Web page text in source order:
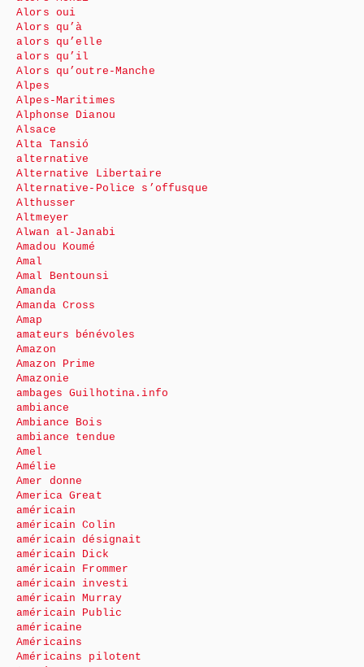
Alors oui
Alors qu’à
alors qu’elle
alors qu’il
Alors qu’outre-Manche
Alpes
Alpes-Maritimes
Alphonse Dianou
Alsace
Alta Tansió
alternative
Alternative Libertaire
Alternative-Police s’offusque
Althusser
Altmeyer
Alwan al-Janabi
Amadou Koumé
Amal
Amal Bentounsi
Amanda
Amanda Cross
Amap
amateurs bénévoles
Amazon
Amazon Prime
Amazonie
ambages Guilhotina.info
ambiance
Ambiance Bois
ambiance tendue
Amel
Amélie
Amer donne
America Great
américain
américain Colin
américain désignait
américain Dick
américain Frommer
américain investi
américain Murray
américain Public
américaine
Américains
Américains pilotent